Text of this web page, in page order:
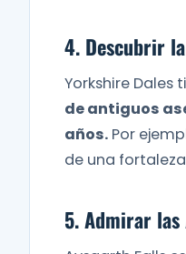
4. Descubrir
Yorkshire
de antiguos
años. Por
de una
5. Admirar